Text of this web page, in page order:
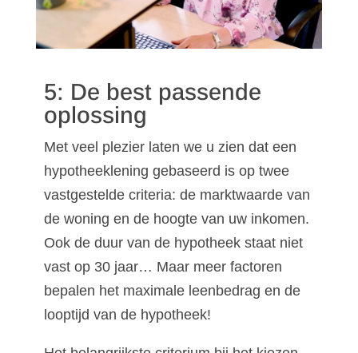
5: De best passende
oplossing
Met veel plezier laten we u zien dat een
hypotheeklening gebaseerd is op twee
vastgestelde criteria: de marktwaarde van
de woning en de hoogte van uw inkomen.
Ook de duur van de hypotheek staat niet
vast op 30 jaar… Maar meer factoren
bepalen het maximale leenbedrag en de
looptijd van de hypotheek!